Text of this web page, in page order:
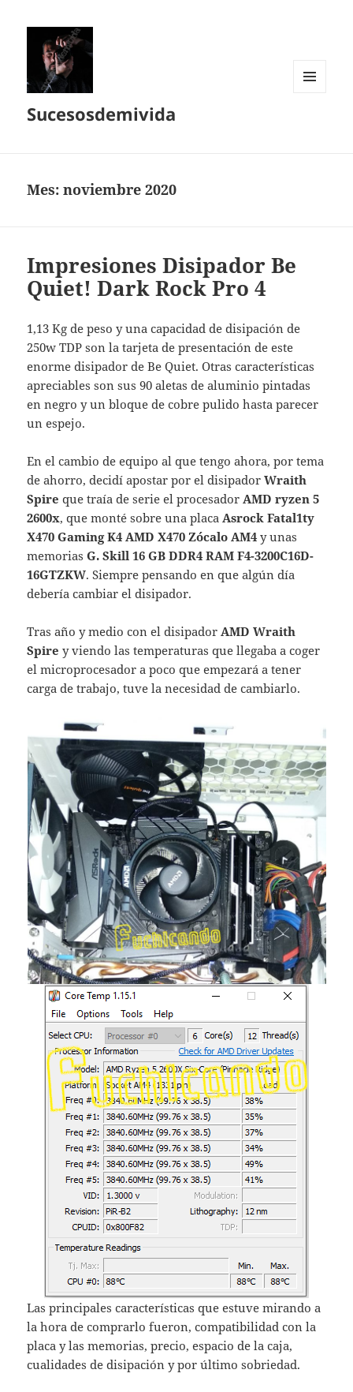
Sucesosdemivida
Mes:noviembre 2020
Impresiones Disipador Be
Quiet! Dark Rock Pro 4
1,13 Kg de peso y una capacidad de disipación de
250w TDP son la tarjeta de presentación de este
enorme disipador de Be Quiet. Otras características
apreciables son sus 90 aletas de aluminio pintadas
en negro y un bloque de cobre pulido hasta parecer
un espejo.
En el cambio de equipo al que tengo ahora, por tema
de ahorro, decidí apostar por el disipadorWraith
Spire que traía de serie el procesadorAMD ryzen 5
2600x, que monté sobre una placaAsrock Fatal1ty
X470 Gaming K4 AMD X470 Zócalo AM4 y unas
memorias G. Skill 16 GB DDR4 RAM F4-3200C16D-
16GTZKW. Siempre pensando en que algún día
debería cambiar el disipador.
Tras año y medio con el disipadorAMD Wraith
Spire y viendo las temperaturas que llegaba a coger
el microprocesador a poco que empezará a tener
carga de trabajo, tuve la necesidad de cambiarlo.
Las principales características que estuve mirando a
la hora de comprarlo fueron, compatibilidad con la
placa y las memorias, precio, espacio de la caja,
cualidades de disipación y por último sobriedad.